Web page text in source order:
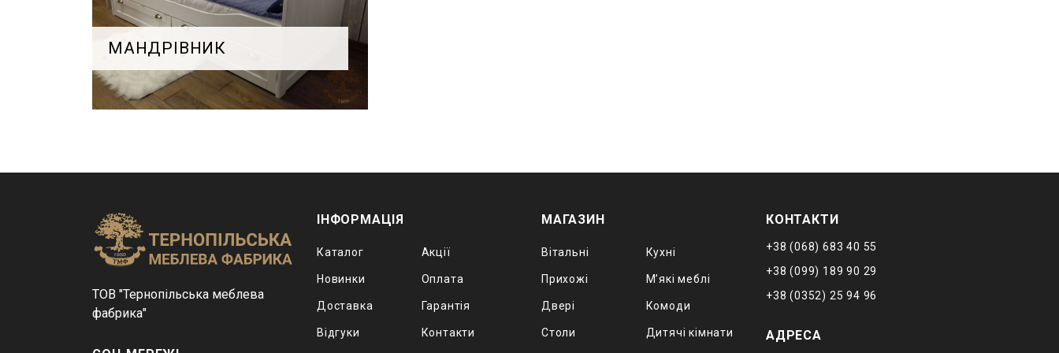
МАНДРІВНИК
ТОВ "Тернопільська меблева
фабрика"
ІНФОРМАЦІЯ
Каталог Акції
Новинки Оплата
Доставка Гарантія
Відгуки Контакти
МАГАЗИН
Вітальні Кухні
Прихожі М’які меблі
Двері Комоди
Столи Дитячі кімнати
КОНТАКТИ
+38 (068) 683 40 55
+38 (099) 189 90 29
+38 (0352) 25 94 96
АДРЕСА